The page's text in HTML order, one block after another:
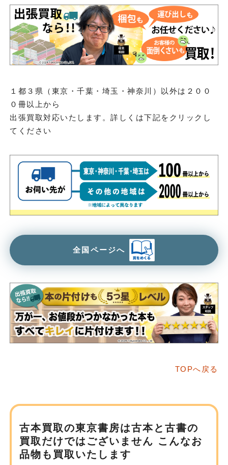
１都３県（東京・千葉・埼玉・神奈川）以外は２００
０冊以上から
出張買取対応いたします。詳しくは下記をクリックし
てください
全国ページへ
TOPへ戻る
古本買取の東京書房は古本と古書の
買取だけではございません こんなお
品物も買取いたします